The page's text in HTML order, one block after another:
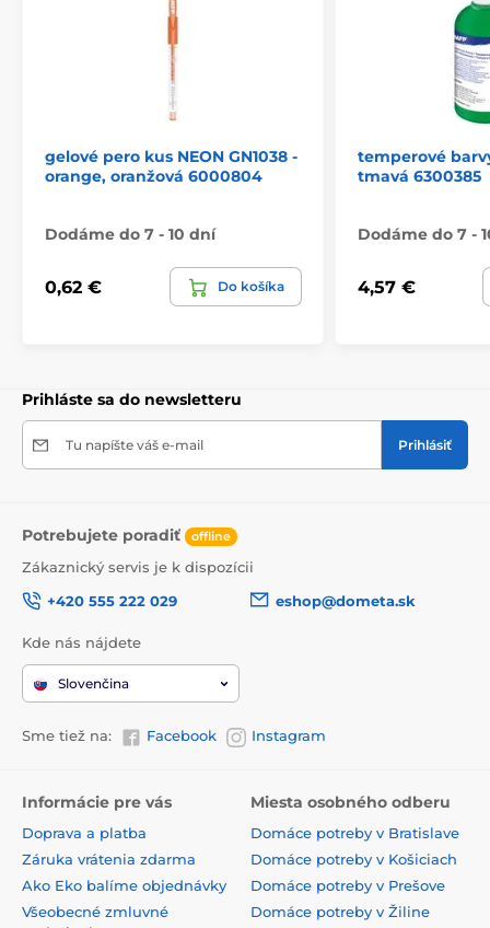
gelové pero kus NEON GN1038 -
orange, oranžová 6000804
Dodáme do 7 - 10 dní
0,62 € Do košíka
temperové
tmavá 6300385
Dodáme do 7 -
4,57 €
Prihláste sa do newsletteru
Tu napíšte váš e-mail Prihlásiť
Potrebujete poradiť offline
Zákaznický servis je k dispozícii
+420 555 222 029
eshop@dometa.sk
Kde nás nájdete
Slovenčina
Sme tiež na: Facebook Instagram
Informácie pre vás
Doprava a platba
Záruka vrátenia zdarma
Ako Eko balíme objednávky
Všeobecné zmluvné
Miesta osobného odberu
Domáce potreby v Bratislave
Domáce potreby v Košiciach
Domáce potreby v Prešove
Domáce potreby v Žiline